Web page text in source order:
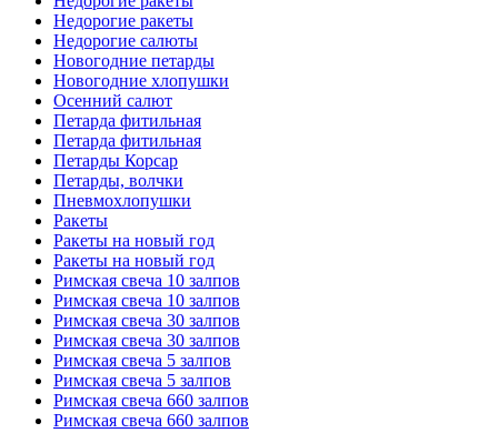
Недорогие ракеты
Недорогие салюты
Новогодние петарды
Новогодние хлопушки
Осенний салют
Петарда фитильная
Петарда фитильная
Петарды Корсар
Петарды, волчки
Пневмохлопушки
Ракеты
Ракеты на новый год
Ракеты на новый год
Римская свеча 10 залпов
Римская свеча 10 залпов
Римская свеча 30 залпов
Римская свеча 30 залпов
Римская свеча 5 залпов
Римская свеча 5 залпов
Римская свеча 660 залпов
Римская свеча 660 залпов